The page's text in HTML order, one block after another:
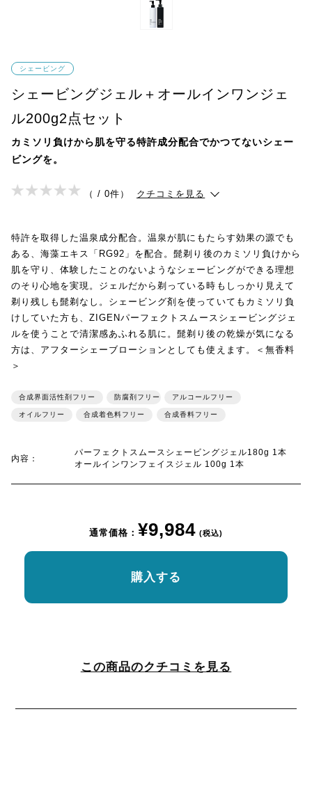
シェービング
シェービングジェル＋オールインワンジェ
ル200g2点セット
カミソリ負けから肌を守る特許成分配合でかつてないシェー
ビングを。
（ / 0件） クチコミを見る
特許を取得した温泉成分配合。温泉が肌にもたらす効果の源でも
ある、海藻エキス「RG92」を配合。髭剃り後のカミソリ負けから
肌を守り、体験したことのないようなシェービングができる理想
のそり心地を実現。ジェルだから剃っている時もしっかり見えて
剃り残しも髭剃なし。シェービング剤を使っていてもカミソリ負
けしていた方も、ZIGENパーフェクトスムースシェービングジェ
ルを使うことで清潔感あふれる肌に。髭剃り後の乾燥が気になる
方は、アフターシェーブローションとしても使えます。＜無香料
＞
合成界面活性剤フリー 防腐剤フリー アルコールフリー
オイルフリー 合成着色料フリー 合成香料フリー
内容：
パーフェクトスムースシェービングジェル180g 1本
オールインワンフェイスジェル 100g 1本
通常価格： ¥9,984 (税込)
購入する
この商品のクチコミを見る